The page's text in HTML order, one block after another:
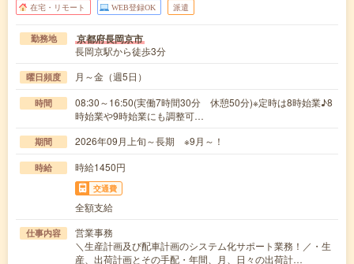
在宅・リモート WEB登録OK 派遣
勤務地 京都府長岡京市
長岡京駅から徒歩3分
曜日頻度 月～金（週5日）
時間
08:30～16:50(実働7時間30分 休憩50分)※定時は8時始業♪8
時始業や9時始業にも調整可…
期間 2026年09月上旬～長期 ※9月～！
時給 時給1450円
交通費
全額支給
仕事内容
営業事務
＼生産計画及び配車計画のシステム化サポート業務！／・生
産、出荷計画とその手配・年間、月、日々の出荷計…